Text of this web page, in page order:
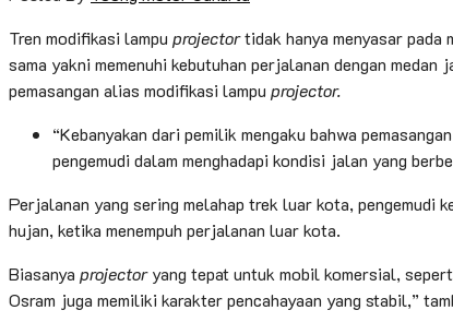
Tren modifikasi lampu projectortidak hanya menyasar pada
sama yakni memenuhi kebutuhan perjalanan dengan
pemasangan alias modifikasi lampu projector.
“Kebanyakan dari pemilik mengaku bahwa
pengemudi dalam menghadapi kondisi jalan yang
Perjalanan yang sering melahap trek luar kota, pengemudi
hujan, ketika menempuh perjalanan luar kota.
Biasanya projectoryang tepat untuk mobil komersial,
Osram juga memiliki karakter pencahayaan yang stabil,”